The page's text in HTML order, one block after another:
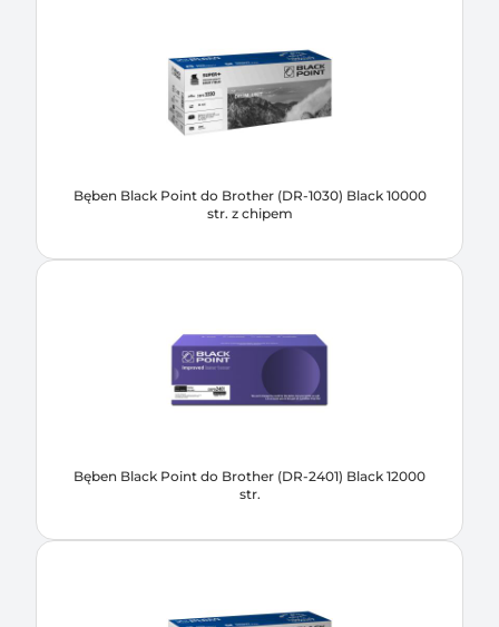
Bęben Black Point do Brother (DR-1030) Black 10000
str. z chipem
Bęben Black Point do Brother (DR-2401) Black 12000
str.